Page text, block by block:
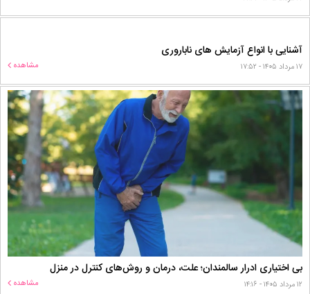
آشنایی با انواع آزمایش های ناباروری
۱۷ مرداد ۱۴۰۵ - ۱۷:۵۲ مشاهده
بی اختیاری ادرار سالمندان؛ علت، درمان و روش‌های کنترل در منزل
۱۲ مرداد ۱۴۰۵ - ۱۴:۱۶ مشاهده